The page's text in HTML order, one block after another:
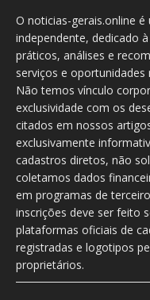
O noticias-gerais.online
independente, dedicado
práticos, análises e
serviços e
Não temos vínculo
exclusividade com os
citados em nossos
exclusivamente
cadastros diretos, não
coletamos dados
em programas de
inscrições deve ser feito
plataformas oficiais de
registradas e logotipos
proprietários.